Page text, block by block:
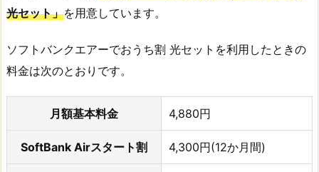
光セット」を用意しています。
ソフトバンクエアーでおうち割 光セットを利用したときの
料金は次のとおりです。
月額基本料金 4,880円
SoftBank Airスタート割 4,300円(12か月間)